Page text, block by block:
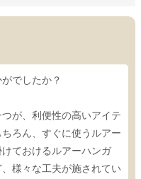
でしたか？
が、利便性の高いアイテ
ろん、すぐに使うルアー
ておけるルアーハンガ
様々な工夫が施されてい